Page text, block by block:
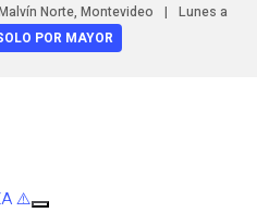
Norte, Montevideo |
Lunes a
POR MAYOR
⚠️